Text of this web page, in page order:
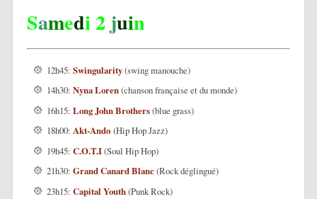
Samedi 2juin
12h45:Swingularity(swing manouche)
14h30:Nyna Loren(chanson française et du monde)
16h15:Long John Brothers(blue grass)
18h00:Akt-Ando (Hip Hop Jazz)
19h45:C.O.T.I(Soul Hip Hop)
21h30:Grand Canard Blanc(Rock déglingué)
23h15:Capital Youth(Punk Rock)